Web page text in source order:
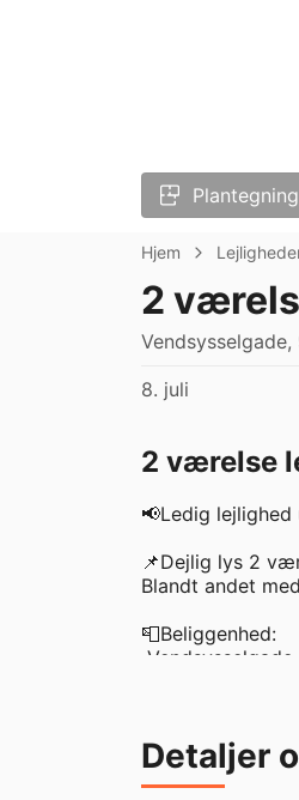
Plantegning
Hjem
2
8. juli
2 værelse
📢Ledig lejlighed
📌Dejlig lys 2
Blandt andet
📮Beliggenhed:
Husleje: 5600
Depositum:
Indflytningspris:
Detaljer